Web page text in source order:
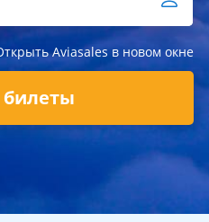
Aviasales в новом окне